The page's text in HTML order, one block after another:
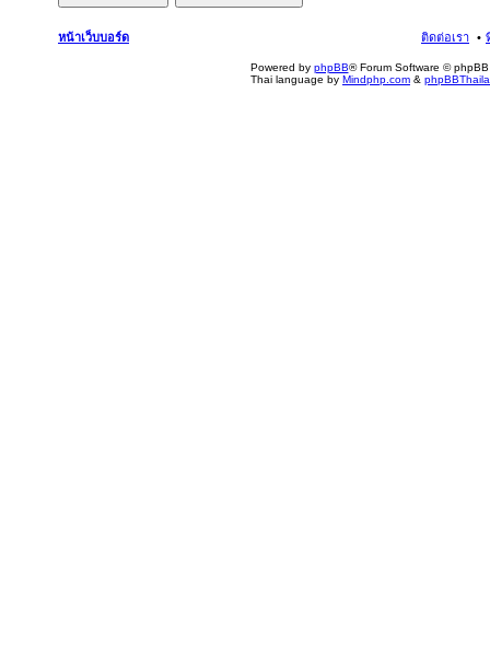
หน้าเว็บบอร์ด ติดต่อเรา
Powered by phpBB® Forum Software © phpBB
Thai language by Mindphp.com &